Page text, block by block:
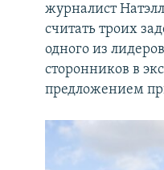
журналист
считать троих
одного из
сторонников в
предложением